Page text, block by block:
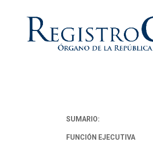
SUMARIO:
FUNCIÓN EJECUTIVA